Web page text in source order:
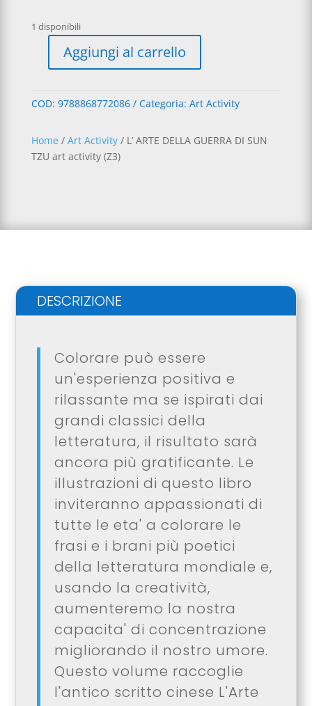
1 disponibili
GUERRA
SUN
TZU
Aggiungi al carrello
r
a
COD: 9788868772086 Categoria: Art Activity
Home / Art Activity/ L’ ARTE DELLA GUERRA DI SUN
TZU art activity (Z3)
DESCRIZIONE
Colorare può essere
un'esperienza positiva e
rilassante ma se ispirati dai
grandi classici della
letteratura, il risultato sarà
ancora più gratificante. Le
illustrazioni di questo libro
inviteranno appassionati di
tutte le eta' a colorare le
frasi e i brani più poetici
della letteratura mondiale e,
usando la creatività,
aumenteremo la nostra
capacita' di concentrazione
migliorando il nostro umore.
Questo volume raccoglie
l'antico scritto cinese L'Arte